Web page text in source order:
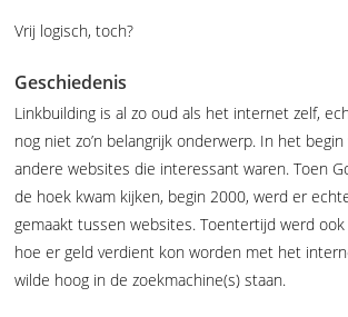
Vrij logisch, toch?
Geschiedenis
Linkbuilding is al zo oud als het internet zelf,
nog niet zo’n belangrijk onderwerp. In het
andere websites die interessant waren. Toen
de hoek kwam kijken, begin 2000, werd er
gemaakt tussen websites. Toentertijd werd
hoe er geld verdient kon worden met het
wilde hoog in de zoekmachine(s) staan.